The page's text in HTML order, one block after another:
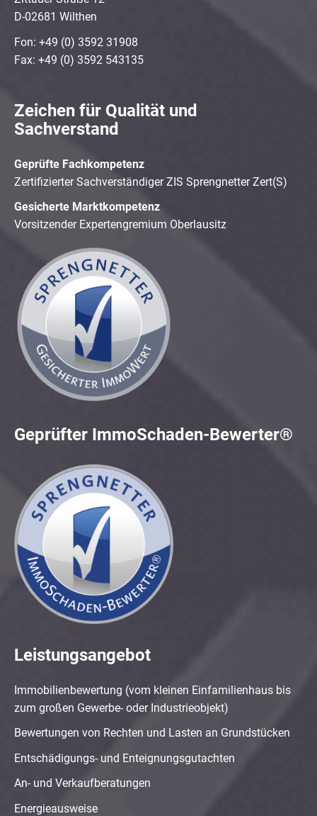
D-02681 Wilthen
Fon: +49 (0) 3592 31908
Fax: +49 (0) 3592 543135
Zeichen für Qualität und
Sachverstand
Geprüfte Fachkompetenz
Zertifizierter Sachverständiger ZIS Sprengnetter Zert(S)
Gesicherte Marktkompetenz
Vorsitzender Expertengremium Oberlausitz
Geprüfter ImmoSchaden-Bewerter®
Leistungsangebot
Immobilienbewertung (vom kleinen Einfamilienhaus bis
zum großen Gewerbe- oder Industrieobjekt)
Bewertungen von Rechten und Lasten an Grundstücken
Entschädigungs- und Enteignungsgutachten
An- und Verkaufberatungen
Energieausweise